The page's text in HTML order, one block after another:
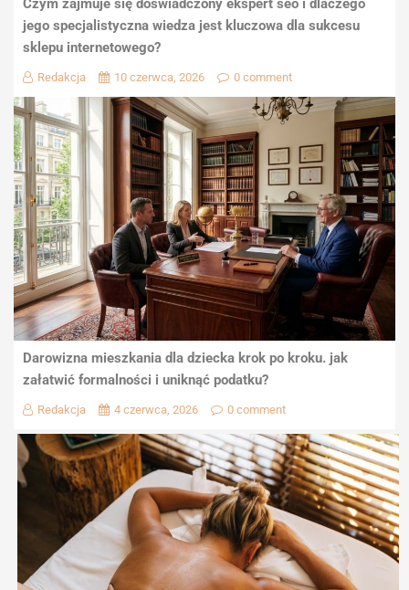
jego specjalistyczna wiedza jest kluczowa dla sukcesu
sklepu internetowego?
Redakcja 10 czerwca, 2026 0 comment
Darowizna mieszkania dla dziecka krok po kroku. jak
załatwić formalności i uniknąć podatku?
Redakcja 4 czerwca, 2026 0 comment